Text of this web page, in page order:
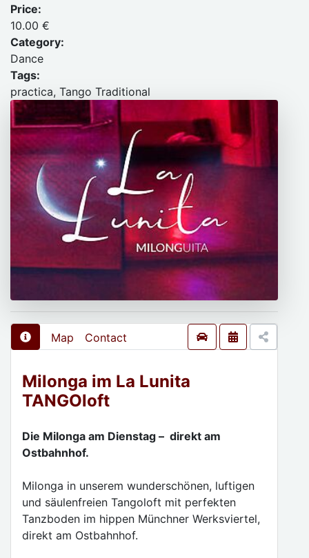
Price:
10.00 €
Category:
Dance
Tags:
practica, Tango Traditional
Map Contact
Milonga im La Lunita
TANGOloft
Die Milonga am Dienstag – direkt am
Ostbahnhof.
Milonga in unserem wunderschönen, luftigen
und säulenfreien Tangoloft mit perfekten
Tanzboden im hippen Münchner Werksviertel,
direkt am Ostbahnhof.